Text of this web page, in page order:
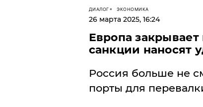
ДИАЛОГ ЭКОНОМИКА
26 марта 2025, 16:24
Европа
санкции наносят
​Россия больше не
порты для